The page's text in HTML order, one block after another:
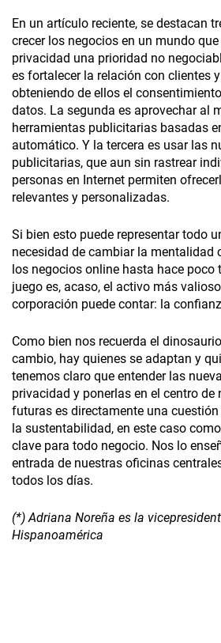
En un artículo reciente, se destacan
crecer los negocios en un mundo
privacidad una prioridad no
es fortalecer la relación con clientes
obteniendo de ellos el
datos. La segunda es aprovechar al
herramientas publicitarias basadas
automático. Y la tercera es usar las
publicitarias, que aun sin rastrear
personas en Internet permiten
relevantes y personalizadas.
Si bien esto puede representar todo
necesidad de cambiar la mentalidad
los negocios online hasta hace poco
juego es, acaso, el activo más
corporación puede contar: la
Como bien nos recuerda el
cambio, hay quienes se adaptan y
tenemos claro que entender las
privacidad y ponerlas en el centro de
futuras es directamente una
la sustentabilidad, en este caso
clave para todo negocio. Nos lo
entrada de nuestras oficinas
todos los días.
(*) Adriana Noreña es la
Hispanoamérica